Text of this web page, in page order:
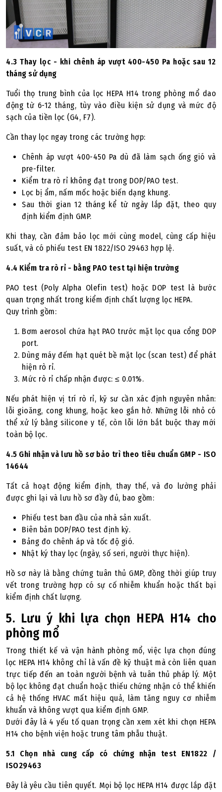
4.3 Thay lọc - khi chênh áp vượt 400-450 Pa hoặc sau 12
tháng sử dụng
Tuổi thọ trung bình của lọc HEPA H14 trong phòng mổ dao
động từ 6-12 tháng, tùy vào điều kiện sử dụng và mức độ
sạch của tiền lọc (G4, F7).
Cần thay lọc ngay trong các trường hợp:
Chênh áp vượt 400-450 Pa dù đã làm sạch ống gió và
pre-filter.
Kiểm tra rò rỉ không đạt trong DOP/PAO test.
Lọc bị ẩm, nấm mốc hoặc biến dạng khung.
Sau thời gian 12 tháng kể từ ngày lắp đặt, theo quy
định kiểm định GMP.
Khi thay, cần đảm bảo lọc mới cùng model, cùng cấp hiệu
suất, và có phiếu test EN 1822/ISO 29463 hợp lệ.
4.4 Kiểm tra rò rỉ - bằng PAO test tại hiện trường
PAO test (Poly Alpha Olefin test) hoặc DOP test là bước
quan trọng nhất trong kiểm định chất lượng lọc HEPA.
Quy trình gồm:
Bơm aerosol chứa hạt PAO trước mặt lọc qua cổng DOP
port.
Dùng máy đếm hạt quét bề mặt lọc (scan test) để phát
hiện rò rỉ.
Mức rò rỉ chấp nhận được: ≤ 0.01%.
Nếu phát hiện vị trí rò rỉ, kỹ sư cần xác định nguyên nhân:
lỗi gioăng, cong khung, hoặc keo gắn hở. Những lỗi nhỏ có
thể xử lý bằng silicone y tế, còn lỗi lớn bắt buộc thay mới
toàn bộ lọc.
4.5 Ghi nhận và lưu hồ sơ bảo trì theo tiêu chuẩn GMP - ISO
14644
Tất cả hoạt động kiểm định, thay thế, và đo lường phải
được ghi lại và lưu hồ sơ đầy đủ, bao gồm:
Phiếu test ban đầu của nhà sản xuất.
Biên bản DOP/PAO test định kỳ.
Bảng đo chênh áp và tốc độ gió.
Nhật ký thay lọc (ngày, số seri, người thực hiện).
Hồ sơ này là bằng chứng tuân thủ GMP, đồng thời giúp truy
vết trong trường hợp có sự cố nhiễm khuẩn hoặc thất bại
kiểm định chất lượng.
5. Lưu ý khi lựa chọn HEPA H14 cho
phòng mổ
Trong thiết kế và vận hành phòng mổ, việc lựa chọn đúng
lọc HEPA H14 không chỉ là vấn đề kỹ thuật mà còn liên quan
trực tiếp đến an toàn người bệnh và tuân thủ pháp lý. Một
bộ lọc không đạt chuẩn hoặc thiếu chứng nhận có thể khiến
cả hệ thống HVAC mất hiệu quả, làm tăng nguy cơ nhiễm
khuẩn và không vượt qua kiểm định GMP.
Dưới đây là 4 yếu tố quan trọng cần xem xét khi chọn HEPA
H14 cho bệnh viện hoặc trung tâm phẫu thuật.
5.1 Chọn nhà cung cấp có chứng nhận test EN1822 /
ISO29463
Đây là yêu cầu tiên quyết. Mọi bộ lọc HEPA H14 được lắp đặt